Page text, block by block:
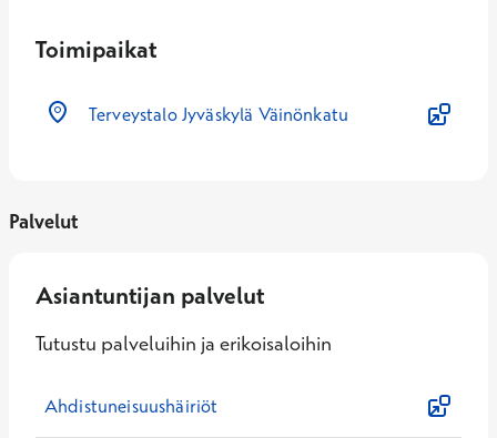
Toimipaikat
Terveystalo Jyväskylä Väinönkatu
Palvelut
Asiantuntijan palvelut
Tutustu palveluihin ja erikoisaloihin
Ahdistuneisuushäiriöt